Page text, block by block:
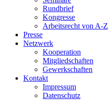
Rundbrief
Kongresse
Arbeitsrecht von A-Z
Presse
Netzwerk
Kooperation
Mitgliedschaften
Gewerkschaften
Kontakt
Impressum
Datenschutz